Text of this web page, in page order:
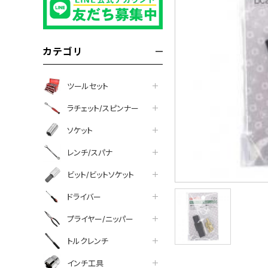
カテゴリ
ツールセット
ラチェット/スピンナー
ソケット
レンチ/スパナ
ビット/ビットソケット
ドライバー
プライヤー/ニッパー
トルクレンチ
インチ工具